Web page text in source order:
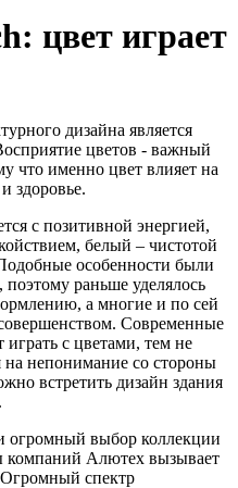
цвет играет
дизайна является
цветов - важный
что именно цвет влияет на
здоровье.
с позитивной энергией,
белый – чистотой
особенности были
раньше уделялось
а многие и по сей
Современные
с цветами, тем не
на непонимание со стороны
встретить дизайн здания
огромный выбор коллекции
компаний Алютех вызывает
спектр